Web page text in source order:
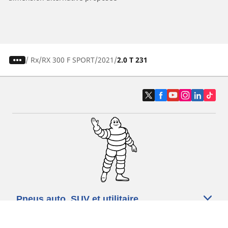
/ Rx RX 300 F SPORT 2021 2.0 T 231
Pneus auto, SUV et utilitaire